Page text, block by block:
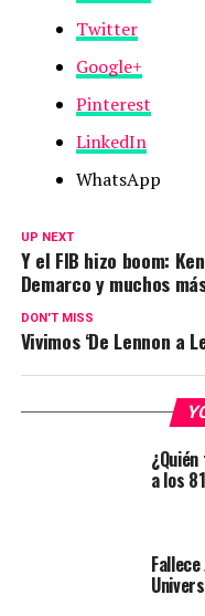
Twitter
Google+
Pinterest
LinkedIn
WhatsApp
UP NEXT
Y el FIB hizo boom:
Demarco y muchos
DON'T MISS
Vivimos ‘De Lennon a
a los 81